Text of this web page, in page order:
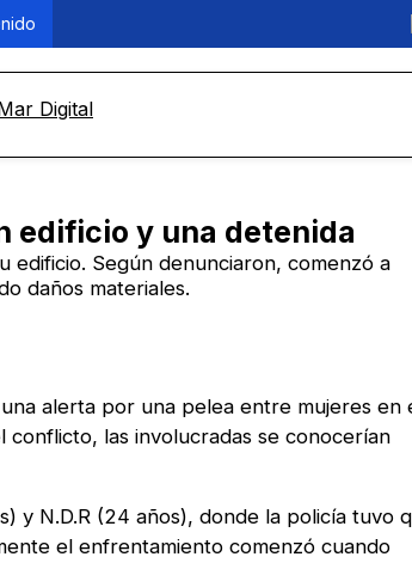
edificio y una detenida
edificio. Según denunciaron, comenzó a
daños materiales.
alerta por una pelea entre mujeres en
las involucradas se conocerían
y N.D.R (24 años), donde la policía tuvo
el enfrentamiento comenzó cuando